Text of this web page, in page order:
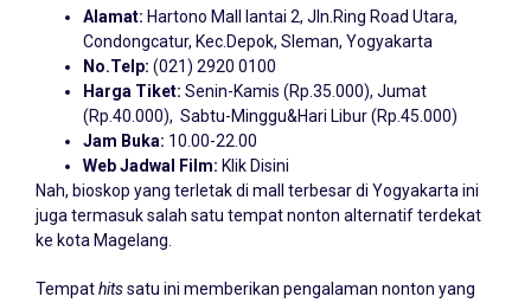
Alamat: Hartono Mall lantai 2, Jln.Ring Road Utara,
Condongcatur, Kec.Depok, Sleman, Yogyakarta
No.Telp: (021) 2920 0100
Harga Tiket: Senin-Kamis (Rp.35.000), Jumat
(Rp.40.000), Sabtu-Minggu&Hari Libur (Rp.45.000)
Jam Buka: 10.00-22.00
Web Jadwal Film: Klik Disini
Nah, bioskop yang terletak di mall terbesar di Yogyakarta ini
juga termasuk salah satu tempat nonton alternatif terdekat
ke kota Magelang.
Tempathitssatu ini memberikan pengalaman nonton yang